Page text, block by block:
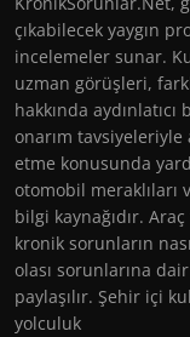
çıkabilecek yaygın
incelemeler sunar.
uzman görüşleri,
hakkında
onarım
etme konusunda
otomobil
bilgi kaynağıdır.
kronik sorunların
olası sorunlarına
paylaşılır. Şehir içi
yolculuk